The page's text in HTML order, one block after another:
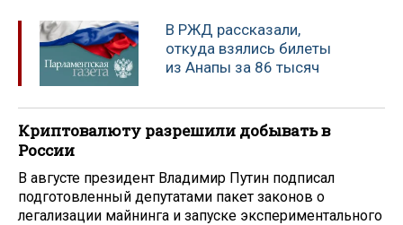
В РЖД рассказали,
откуда взялись билеты
из Анапы за 86 тысяч
Криптовалюту разрешили добывать в
России
В августе президент Владимир Путин подписал
подготовленный депутатами пакет законов о
легализации майнинга и запуске экспериментального